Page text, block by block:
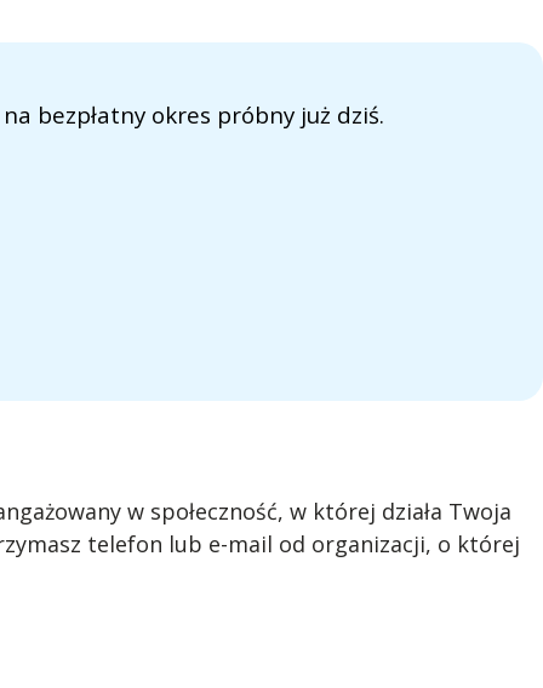
bezpłatny okres próbny już dziś.
w społeczność, w której działa Twoja
telefon lub e-mail od organizacji, o której